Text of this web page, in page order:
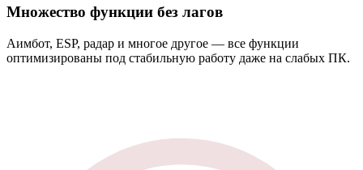
Множество функции без лагов
Аимбот, ESP, радар и многое другое — все функции
оптимизированы под стабильную работу даже на слабых ПК.